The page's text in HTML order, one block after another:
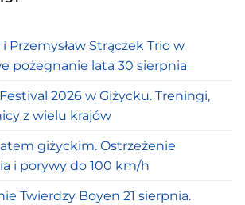
Przemysław Strączek Trio w
pożegnanie lata 30 sierpnia
2026 w Giżycku. Treningi,
z wielu krajów
giżyckim. Ostrzeżenie
i porywy do 100 km/h
Twierdzy Boyen 21 sierpnia.